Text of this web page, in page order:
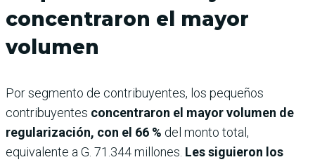
concentraron el mayor
volumen
Por segmento de contribuyentes, los pequeños
contribuyentes concentraron el mayor volumen de
regularización, con el 66 % del monto total,
equivalente a G. 71.344 millones. Les siguieron los